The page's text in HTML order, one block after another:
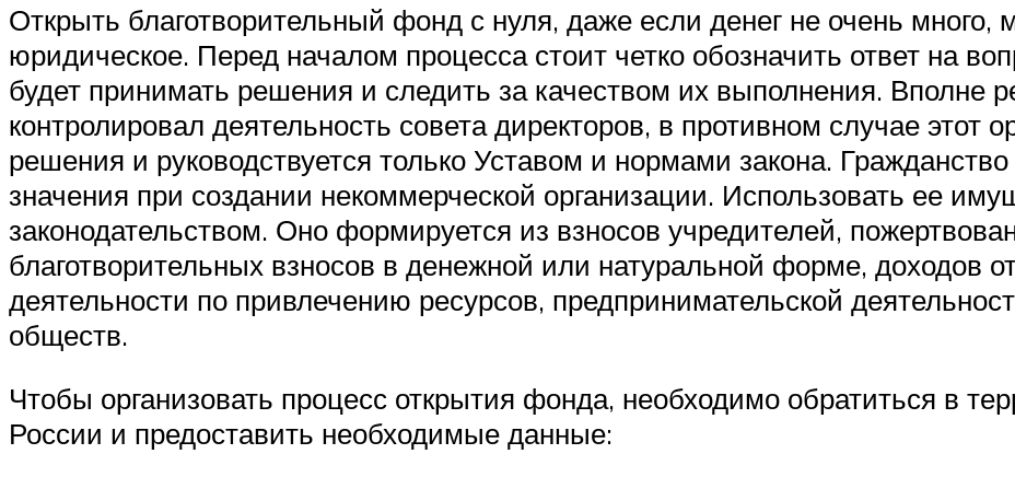
Открыть благотворительный фонд с нуля, даже если денег не очень много,
юридическое. Перед началом процесса стоит четко обозначить ответ на
будет принимать решения и следить за качеством их выполнения. Вполне
контролировал деятельность совета директоров, в противном случае этот
решения и руководствуется только Уставом и нормами закона.
значения при создании некоммерческой организации. Использовать ее
законодательством. Оно формируется из взносов учредителей,
благотворительных взносов в денежной или натуральной форме, доходов
деятельности по привлечению ресурсов, предпринимательской
обществ.
Чтобы организовать процесс открытия фонда, необходимо обратиться в
России и предоставить необходимые данные: